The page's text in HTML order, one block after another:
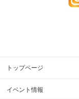
トップページ
イベント情報